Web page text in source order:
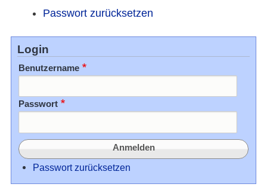
Passwort zurücksetzen
Login
Benutzername
Passwort
Passwort zurücksetzen